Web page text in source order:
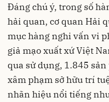
Đáng chú ý, trong số
hải quan, cơ quan Hải
mục hàng nghi vấn vi
giả mạo xuất xứ Việt
qua sử dụng, 1.845
xâm phạm sở hữu trí
nhãn hiệu nổi tiếng